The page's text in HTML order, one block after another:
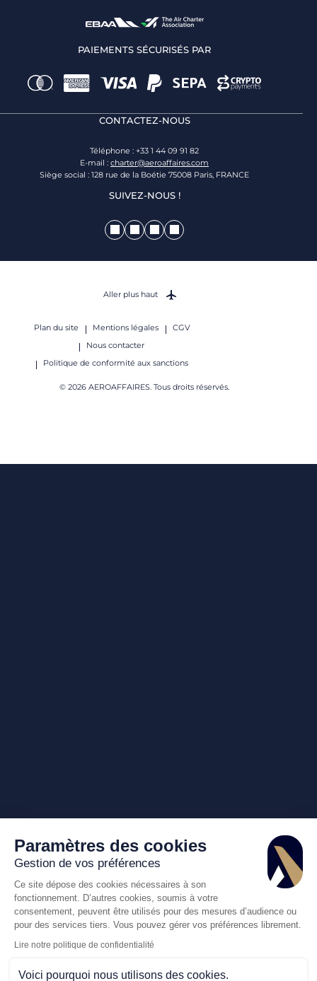
PAIEMENTS SÉCURISÉS PAR
CONTACTEZ-NOUS
Téléphone : +33 1 44 09 91 82
E-mail : charter@aeroaffaires.com
Siège social : 128 rue de la Boétie 75008 Paris, FRANCE
SUIVEZ-NOUS !
Plan du site Mentions légales
CGV
Nous contacter
Politique de conformité aux sanctions
© 2026 AEROAFFAIRES. Tous droits réservés.
Aller plus haut
Paramètres des cookies
Gestion de vos préférences
Ce site dépose des cookies nécessaires à son
fonctionnement. D’autres cookies, soumis à votre
consentement, peuvent être utilisés pour des mesures d’audience ou
pour des services tiers. Vous pouvez gérer vos préférences librement.
Lire notre politique de confidentialité
Voici pourquoi nous utilisons des cookies.